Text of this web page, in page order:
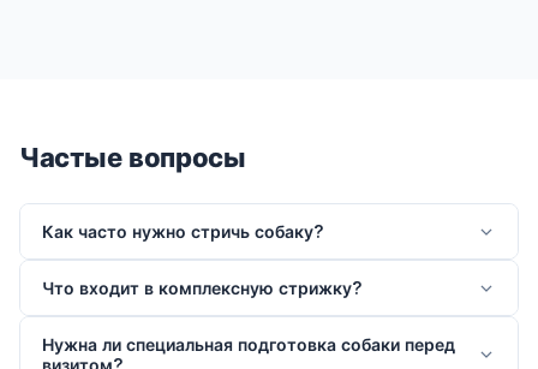
Частые вопросы
Как часто нужно стричь собаку?
Что входит в комплексную стрижку?
Нужна ли специальная подготовка собаки перед
визитом?